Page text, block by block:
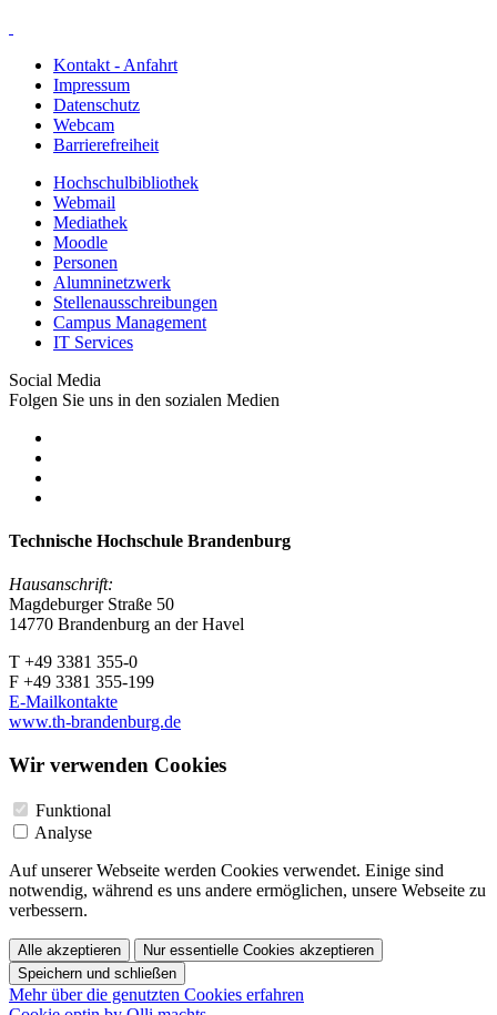
Kontakt - Anfahrt
Impressum
Datenschutz
Webcam
Barrierefreiheit
Hochschulbibliothek
Webmail
Mediathek
Moodle
Personen
Alumninetzwerk
Stellenausschreibungen
Campus Management
IT Services
Social Media
Folgen Sie uns in den sozialen Medien
Technische Hochschule Brandenburg
Hausanschrift:
Magdeburger Straße 50
14770 Brandenburg an der Havel
T +49 3381 355-0
F +49 3381 355-199
E-Mailkontakte
www.th-brandenburg.de
Wir verwenden Cookies
Funktional
Analyse
Auf unserer Webseite werden Cookies verwendet. Einige sind
notwendig, während es uns andere ermöglichen, unsere Webseite zu
verbessern.
Alle akzeptieren
Nur essentielle Cookies akzeptieren
Speichern und schließen
Mehr über die genutzten Cookies erfahren